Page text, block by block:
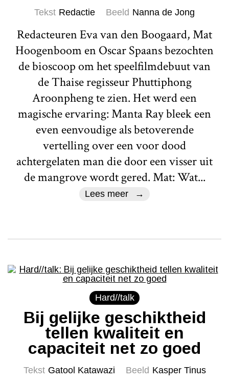
Tekst Redactie Beeld Nanna de Jong
Redacteuren Eva van den Boogaard, Mat
Hoogenboom en Oscar Spaans bezochten
de bioscoop om het speelfilmdebuut van
de Thaise regisseur Phuttiphong
Aroonpheng te zien. Het werd een
magische ervaring: Manta Ray bleek een
even eenvoudige als betoverende
vertelling over een voor dood
achtergelaten man die door een visser uit
de mangrove wordt gered. Mat: Wat...
Lees meer
Hard//talk
Bij gelijke geschiktheid
tellen kwaliteit en
capaciteit net zo goed
Tekst Gatool Katawazi Beeld Kasper Tinus